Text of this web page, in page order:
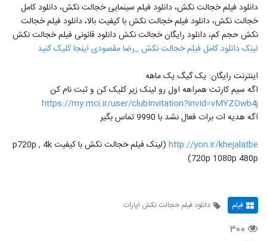
دانلود فیلم خجالت نکش، دانلود فیلم سینمایی خجالت نکش، دانلود کامل
خجالت نکش، دانلود فیلم خجالت نکش با کیفیت بالا، دانلود فیلم خجالت
نکش حجم کم، دانلود رایگان خجالت نکش دانلود قانونی فیلم خجالت نکش
لینک دانلود کامل فیلم خجالت نکش _رضا مقصودی اینجا کلیک کنید
اینترنت رایگان: یک گیگ یک ماهه
اگه سیم کارتت همراهه اول رو لینک زیر کلیک کن و ثبت نام کن
https://my.mci.ir/user/clubInvitation?invId=vMYZDwb4j
اگه هدیه ات برات فعال نشد با 9990 تماس بگیر
http://yon.ir/khejalatbe
(لینک فیلم خجالت نکش با کیفیت p720p , 4k
720p 1080p 480p)
فیلم دانلود فیلم خجالت نکش اپارات
۳۰۰